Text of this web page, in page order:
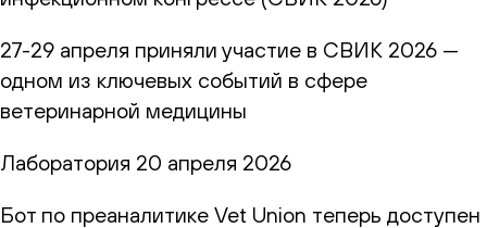
27-29 апреля приняли участие в СВИК 2026 —
одном из ключевых событий в сфере
ветеринарной медицины
Лаборатория 20 апреля 2026
Бот по преаналитике Vet Union теперь доступен